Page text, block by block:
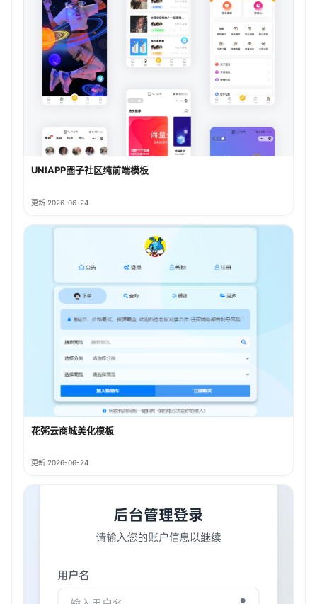
UNIAPP圈子社区纯前端模板
更新 2026-06-24
花粥云商城美化模板
更新 2026-06-24